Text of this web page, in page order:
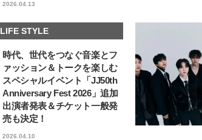
2026.04.13
LIFE STYLE
時代、世代をつなぐ音楽とフ
ァッション＆トークを楽しむ
スペシャルイベント「JJ50th
Anniversary Fest 2026」追加
出演者発表＆チケット一般発
売も決定！
2026.04.10